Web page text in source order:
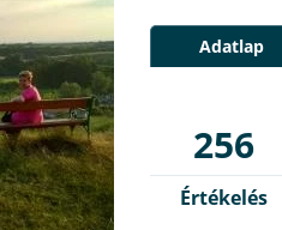
Adatlap
256
Értékelés